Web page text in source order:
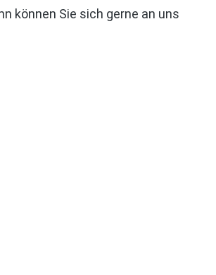
können Sie sich gerne an uns